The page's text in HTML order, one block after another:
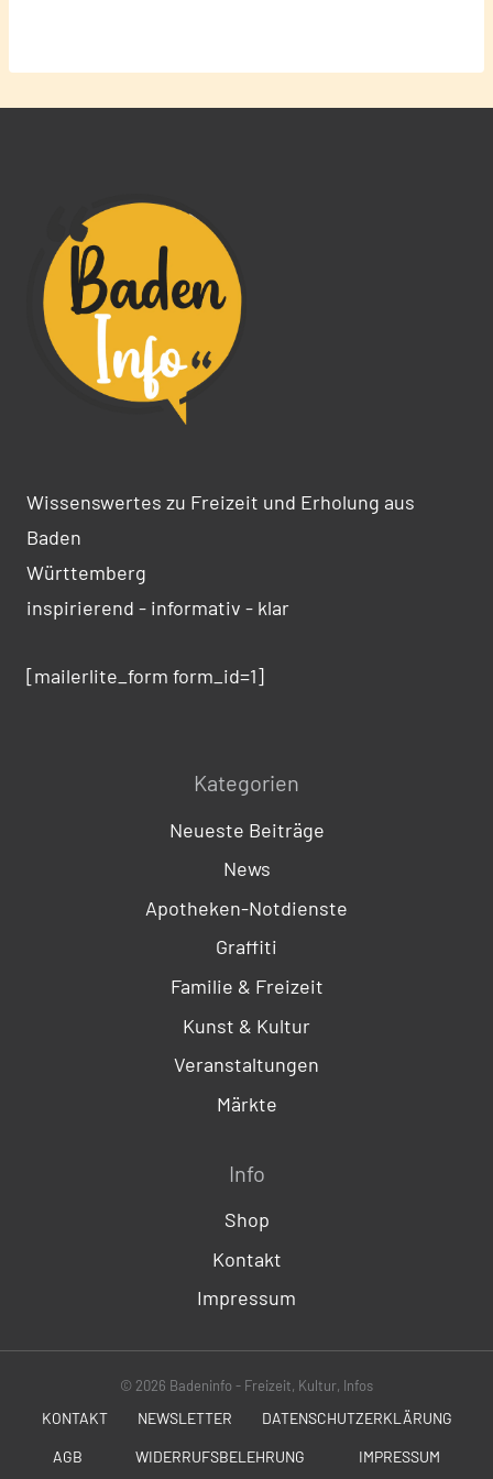
Wissenswertes zu Freizeit und Erholung aus
Baden
Württemberg
inspirierend - informativ - klar
[mailerlite_form form_id=1]
Kategorien
Neueste Beiträge
News
Apotheken-Notdienste
Graffiti
Familie & Freizeit
Kunst & Kultur
Veranstaltungen
Märkte
Info
Shop
Kontakt
Impressum
© 2026 Badeninfo - Freizeit, Kultur, Infos
KONTAKT NEWSLETTER DATENSCHUTZERKLÄRUNG
AGB WIDERRUFSBELEHRUNG IMPRESSUM